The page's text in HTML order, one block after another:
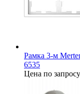
Рамка 3-м
6535
Цена по запросу